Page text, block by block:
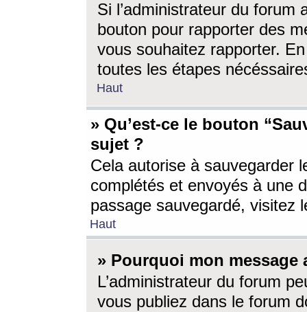
Si l’administrateur du forum
bouton pour rapporter des
vous souhaitez rapporter.
toutes les étapes
Haut
» Qu’est-ce le bouton
sujet ?
Cela autorise à sauvegarder
complétés et envoyés à une
passage sauvegardé, visitez
Haut
» Pourquoi mon message
L’administrateur du forum
vous publiez dans le forum